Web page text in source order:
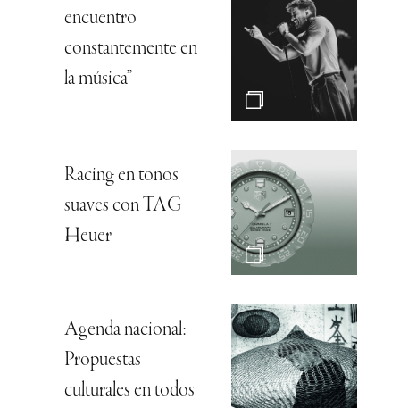
encuentro
constantemente en
la música”
Racing en tonos
suaves con TAG
Heuer
Agenda nacional:
Propuestas
culturales en todos